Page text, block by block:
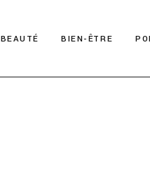
BEAUTÉ BIEN-ÊTRE